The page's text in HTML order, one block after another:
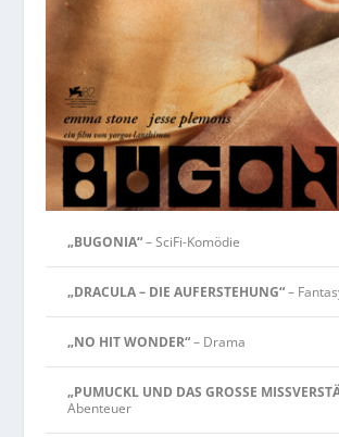
„BUGONIA“– SciFi-Komödie
„DRACULA – DIE AUFERSTEHUNG“–
„NO HIT WONDER“– Drama
„PUMUCKL UND DAS GROSSE
Abenteuer